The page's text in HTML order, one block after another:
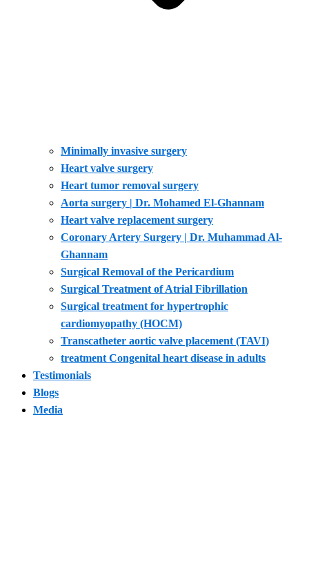
Minimally invasive surgery
Heart valve surgery
Heart tumor removal surgery
Aorta surgery | Dr. Mohamed El-Ghannam
Heart valve replacement surgery
Coronary Artery Surgery | Dr. Muhammad Al-
Ghannam
Surgical Removal of the Pericardium
Surgical Treatment of Atrial Fibrillation
Surgical treatment for hypertrophic
cardiomyopathy (HOCM)
Transcatheter aortic valve placement (TAVI)
treatment Congenital heart disease in adults
Testimonials
Blogs
Media